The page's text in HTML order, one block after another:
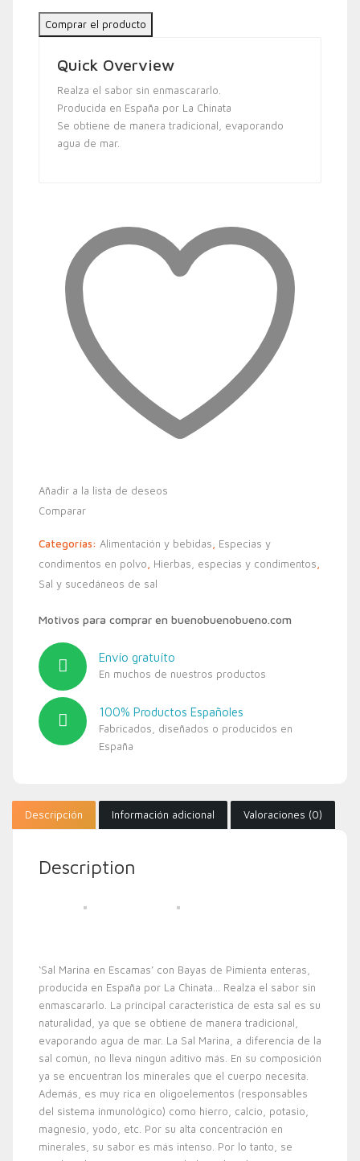
Comprar el producto
Quick Overview
Realza el sabor sin enmascararlo.
Producida en España por La Chinata
Se obtiene de manera tradicional, evaporando
agua de mar.
Añadir a la lista de deseos
Comparar
Categorías: Alimentación y bebidas
Especias y
condimentos en polvo
Hierbas, especias y condimentos
Sal y sucedáneos de sal
Motivos para comprar en buenobuenobueno.com
Envío gratuíto
En muchos de nuestros productos
100% Productos Españoles
Fabricados, diseñados o producidos en
España
Descripción Información adicional Valoraciones (0)
Description
‘Sal Marina en Escamas’ con Bayas de Pimienta enteras,
producida en España por La Chinata… Realza el sabor sin
enmascararlo. La principal característica de esta sal es su
naturalidad, ya que se obtiene de manera tradicional,
evaporando agua de mar. La Sal Marina, a diferencia de la
sal común, no lleva ningún aditivo más. En su composición
ya se encuentran los minerales que el cuerpo necesita.
Además, es muy rica en oligoelementos (responsables
del sistema inmunológico) como hierro, calcio, potasio,
magnesio, yodo, etc. Por su alta concentración en
minerales, su sabor es más intenso. Por lo tanto, se